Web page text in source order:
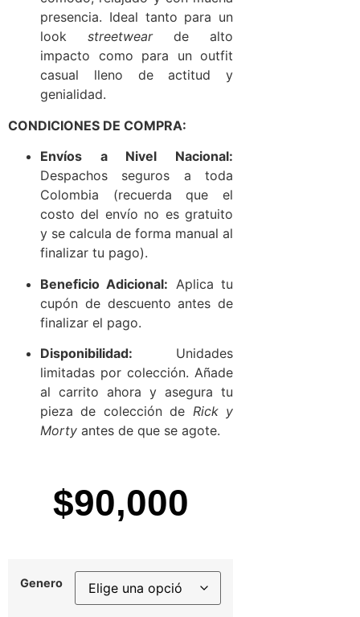
presencia. Ideal tanto para un
look streetwearde alto
impacto como para un outfit
casual lleno de actitud y
genialidad.
CONDICIONES DE COMPRA:
Envíos a Nivel Nacional:
Despachos seguros a toda
Colombia (recuerda que el
costo del envío no es gratuito
y se calcula de forma manual al
finalizar tu pago).
Beneficio Adicional: Aplica tu
cupón de descuento antes de
finalizar el pago.
Disponibilidad: Unidades
limitadas por colección. Añade
al carrito ahora y asegura tu
pieza de colección de Rick y
Morty antes de que se agote.
$90,000
Genero